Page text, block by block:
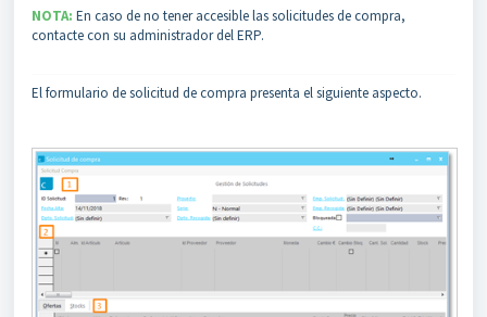
NOTA: En caso de no tener accesible las solicitudes de compra,
contacte con su administrador del ERP.
El formulario de solicitud de compra presenta el siguiente aspecto.